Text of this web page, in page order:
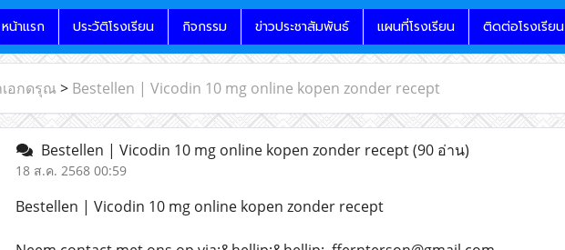
หน้าแรก ประวัติโรงเรียน กิจกรรม ข่าวประชาสัมพันธ์ แผนที่โรงเรียน ติดต่อโรงเรียน
เอกดรุณ > Bestellen | Vicodin 10 mg online kopen zonder recept
Bestellen | Vicodin 10 mg online kopen zonder recept(90 อ่าน)
18 ส.ค. 2568 00:59
Bestellen | Vicodin 10 mg online kopen zonder recept